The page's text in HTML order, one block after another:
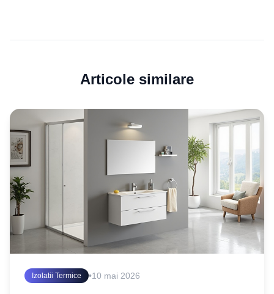
Articole similare
Izolatii Termice •10 mai 2026